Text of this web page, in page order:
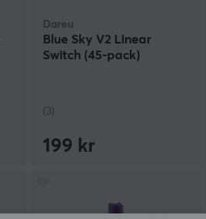
Dareu
Blue Sky V2 Linear
Switch (45-pack)
(3)
199 kr